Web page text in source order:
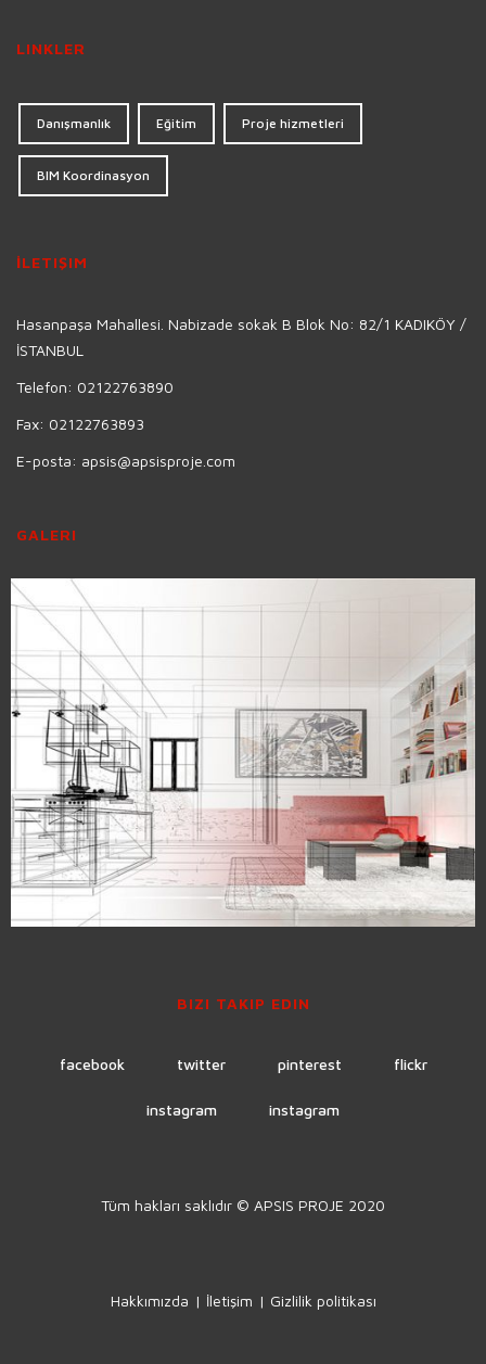
LINKLER
Danışmanlık Eğitim Proje hizmetleri
BIM Koordinasyon
İLETIŞIM
Hasanpaşa Mahallesi. Nabizade sokak B Blok No: 82/1 KADIKÖY /
İSTANBUL
Telefon: 02122763890
Fax: 02122763893
E-posta: apsis@apsisproje.com
GALERI
BIZI TAKIP EDIN
facebook twitter pinterest flickr
instagram instagram
Tüm hakları saklıdır © APSIS PROJE 2020
Hakkımızda İletişim Gizlilik politikası